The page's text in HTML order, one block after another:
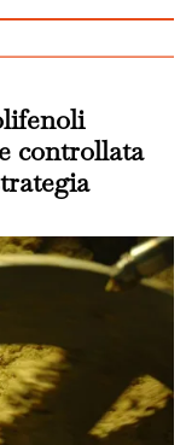
controllata